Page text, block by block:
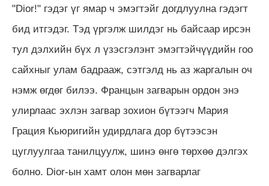
"Dior!" гэдэг үг ямар ч эмэгтэйг догдлуулна гэдэгт
бид итгэдэг. Тэд үргэлж шилдэг нь байсаар ирсэн
тул дэлхийн бүх л үзэсгэлэнт эмэгтэйчүүдийн гоо
сайхныг улам бадрааж, сэтгэлд нь аз жаргалын оч
нэмж өгдөг билээ. Францын загварын ордон энэ
улирлаас эхлэн загвар зохион бүтээгч Мария
Грация Кьюригийн удирдлага дор бүтээсэн
цуглуулгаа танилцуулж, шинэ өнгө төрхөө дэлгэх
болно. Dior-ын хамт олон мөн загварлаг